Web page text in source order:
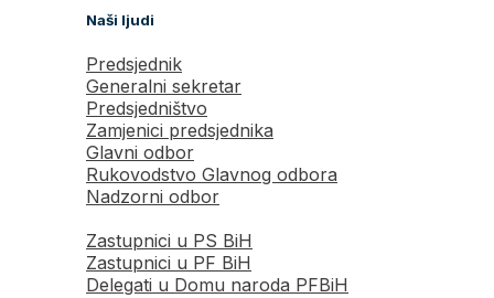
Naši ljudi
Predsjednik
Generalni sekretar
Predsjedništvo
Zamjenici predsjednika
Glavni odbor
Rukovodstvo Glavnog odbora
Nadzorni odbor
Zastupnici u PS BiH
Zastupnici u PF BiH
Delegati u Domu naroda PFBiH